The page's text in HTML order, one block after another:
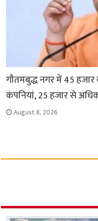
गौतमबुद्ध नगर में 45
कंपनियां, 25 हजार से
August 8, 2026